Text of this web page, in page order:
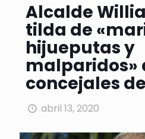
Alcalde
tilda de
hijueputas y
malparidos»
concejales
abril 13, 2020